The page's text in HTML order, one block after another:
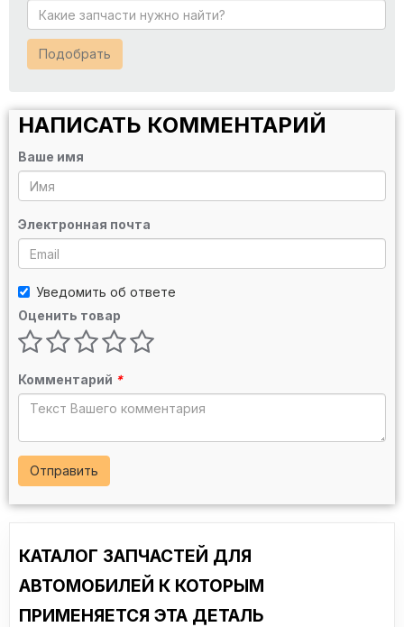
Подобрать
НАПИСАТЬ КОММЕНТАРИЙ
Ваше имя
Электронная почта
Уведомить об ответе
Оценить товар
Комментарий *
Отправить
КАТАЛОГ ЗАПЧАСТЕЙ ДЛЯ
АВТОМОБИЛЕЙ К КОТОРЫМ
ПРИМЕНЯЕТСЯ ЭТА ДЕТАЛЬ